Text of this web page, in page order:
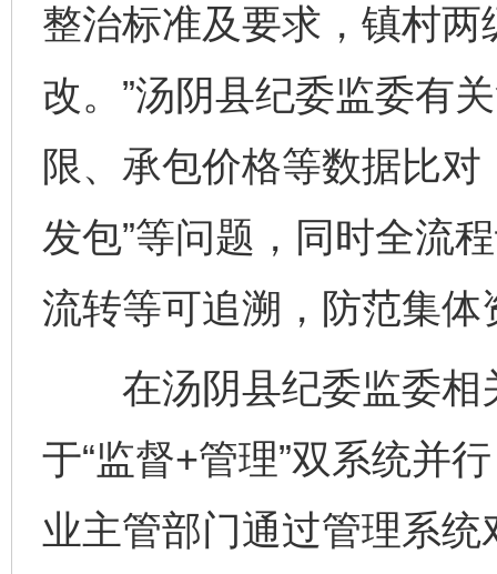
整治标准及要求，镇村
改。”汤阴县纪委监委有
限、承包价格等数据比对
发包”等问题，同时全流
流转等可追溯，防范集体
在汤阴县纪委监委相
于“监督+管理”双系统并
业主管部门通过管理系